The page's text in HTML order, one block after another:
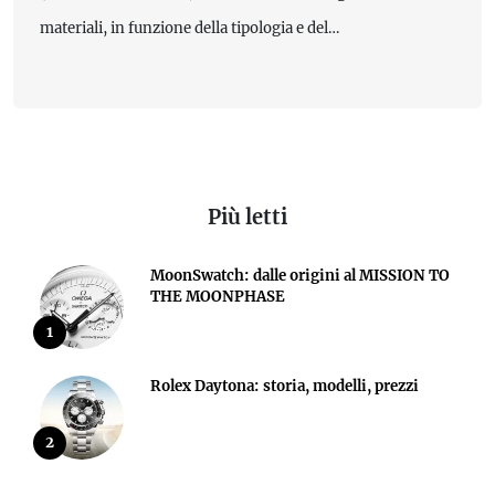
materiali, in funzione della tipologia e del…
Più letti
1
MoonSwatch: dalle origini al MISSION TO
THE MOONPHASE
2
Rolex Daytona: storia, modelli, prezzi